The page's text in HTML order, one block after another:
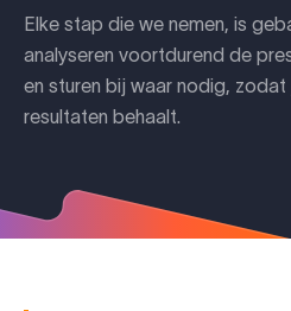
Elke stap die we nemen, is
analyseren voortdurend de
en sturen bij waar nodig,
resultaten behaalt.